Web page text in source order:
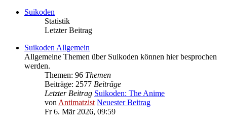
Suikoden
Statistik
Letzter Beitrag
Suikoden Allgemein
Allgemeine Themen über Suikoden können hier besprochen
werden.
Themen: 96 Themen
Beiträge: 2577 Beiträge
Letzter Beitrag Suikoden: The Anime
vonAntimatzist Neuester Beitrag
Fr 6. Mär 2026, 09:59